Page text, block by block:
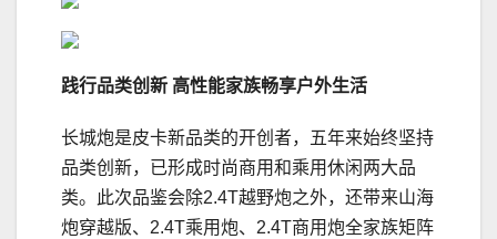
践行品类创新 高性能家族畅享户外生活
长城炮是皮卡新品类的开创者，五年来始终坚持
品类创新，已形成时尚商用和乘用休闲两大品
类。此次品鉴会除2.4T越野炮之外，还带来山海
炮穿越版、2.4T乘用炮、2.4T商用炮全家族矩阵